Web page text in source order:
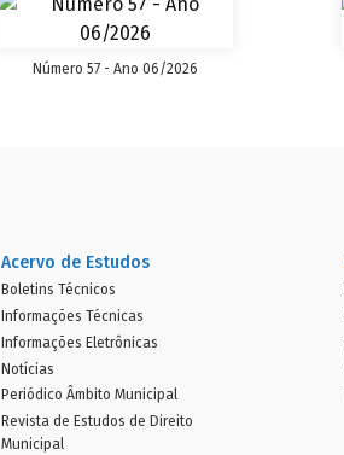
Número 57 - Ano 06/2026
Acervo de Estudos
Boletins Técnicos
Informações Técnicas
Informações Eletrônicas
Notícias
Periódico Âmbito Municipal
Revista de Estudos de Direito
Municipal